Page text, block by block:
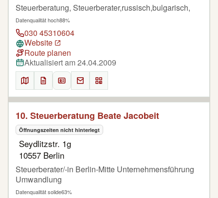
Steuerberatung, Steuerberater,russisch,bulgarisch,
Datenqualität hoch88%
030 45310604
Website
Route planen
Aktualisiert am 24.04.2009
10. Steuerberatung Beate Jacobeit
Öffnungszeiten nicht hinterlegt
Seydlitzstr. 1g
10557 Berlin
Steuerberater/-in Berlin-Mitte Unternehmensführung
Umwandlung
Datenqualität solide63%